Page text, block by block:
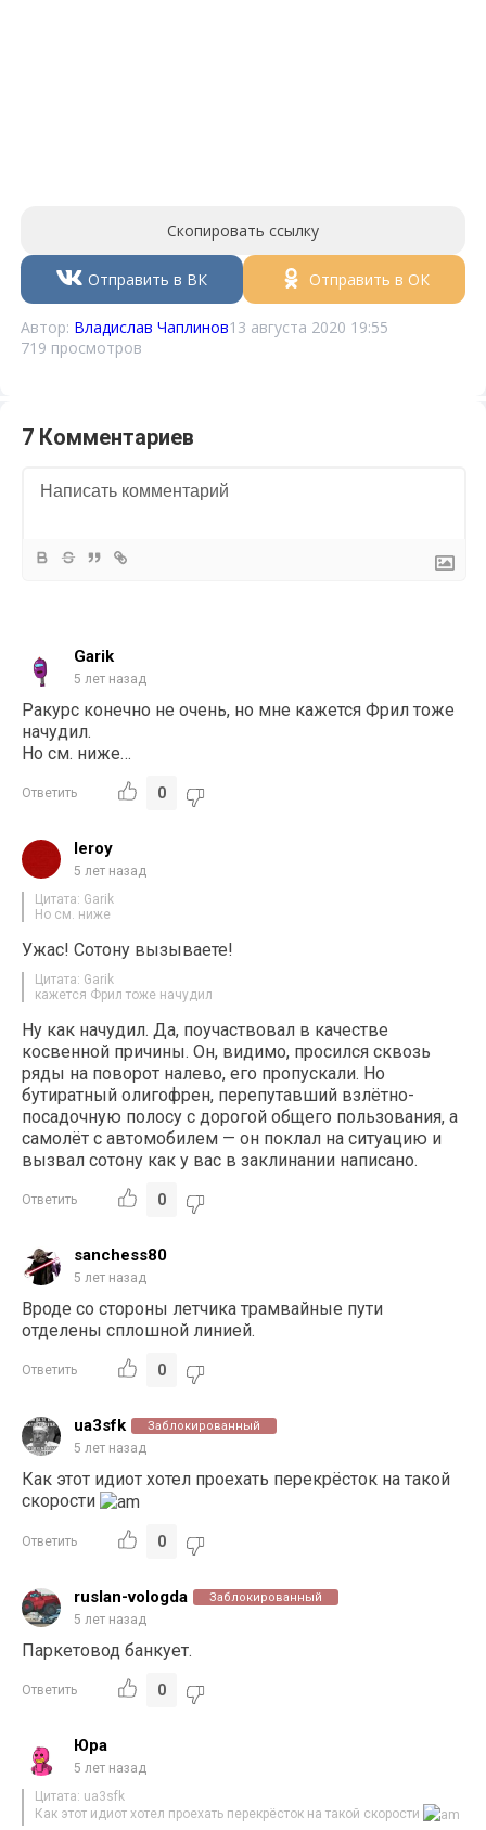
Скопировать ссылку
Отправить в ВК Отправить в ОК
Автор: Владислав Чаплинов13 августа 2020 19:55
719 просмотров
7 Комментариев
Garik
5 лет назад
Ракурс конечно не очень, но мне кажется Фрил тоже
начудил.
Но см. ниже…
Ответить 0
leroy
5 лет назад
Цитата: Garik
Но см. ниже
Ужас! Сотону вызываете!
Цитата: Garik
кажется Фрил тоже начудил
Ну как начудил. Да, поучаствовал в качестве
косвенной причины. Он, видимо, просился сквозь
ряды на поворот налево, его пропускали. Но
бутиратный олигофрен, перепутавший взлётно-
посадочную полосу с дорогой общего пользования, а
самолёт с автомобилем — он поклал на ситуацию и
вызвал сотону как у вас в заклинании написано.
Ответить 0
sanchess80
5 лет назад
Вроде со стороны летчика трамвайные пути
отделены сплошной линией.
Ответить 0
ua3sfk Заблокированный
5 лет назад
Как этот идиот хотел проехать перекрёсток на такой
скорости
Ответить 0
ruslan-vologda Заблокированный
5 лет назад
Паркетовод банкует.
Ответить 0
Юра
5 лет назад
Цитата: ua3sfk
Как этот идиот хотел проехать перекрёсток на такой скорости